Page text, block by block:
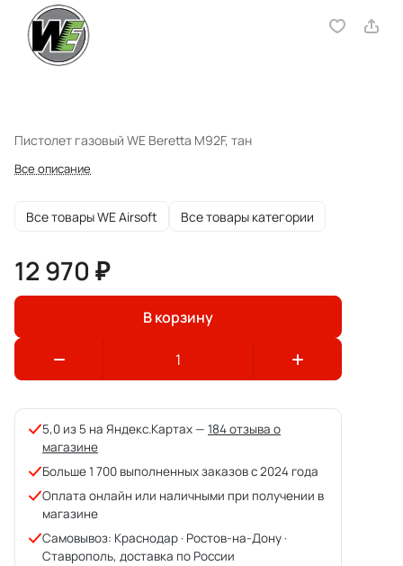
Пистолет газовый WE Beretta M92F, тан
Все описание
Все товары WE Airsoft Все товары категории
12 970 ₽
В корзину
5,0 из 5 на Яндекс.Картах — 184 отзыва о
магазине
Больше 1 700 выполненных заказов с 2024 года
Оплата онлайн или наличными при получении в
магазине
Самовывоз: Краснодар · Ростов-на-Дону ·
Ставрополь, доставка по России